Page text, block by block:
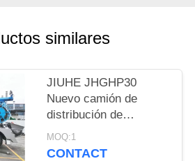
similares
JIUHE JHGHP30
Nuevo camión de
distribución de
hormigón por túnel
para la fumigación de
MOQ:1
CONTACT